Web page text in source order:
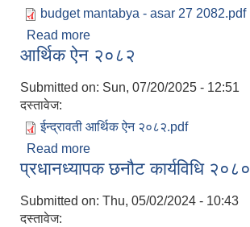
budget mantabya - asar 27 2082.pdf
Read more
आर्थिक ऐन २०८२
Submitted on: Sun, 07/20/2025 - 12:51
दस्तावेज:
ईन्द्रावती आर्थिक ऐन २०८२.pdf
Read more
प्रधानध्यापक छनौट कार्यविधि २०८०
Submitted on: Thu, 05/02/2024 - 10:43
दस्तावेज: